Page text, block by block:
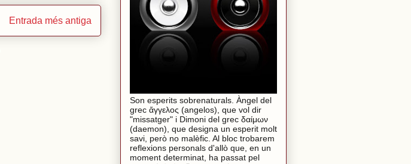
Entrada més antiga
Son esperits sobrenaturals. Àngel del
grec ἄγγελος (angelos), que vol dir
"missatger" i Dimoni del grec δαίμων
(daemon), que designa un esperit molt
savi, però no malèfic. Al bloc trobarem
reflexions personals d'allò que, en un
moment determinat, ha passat pel